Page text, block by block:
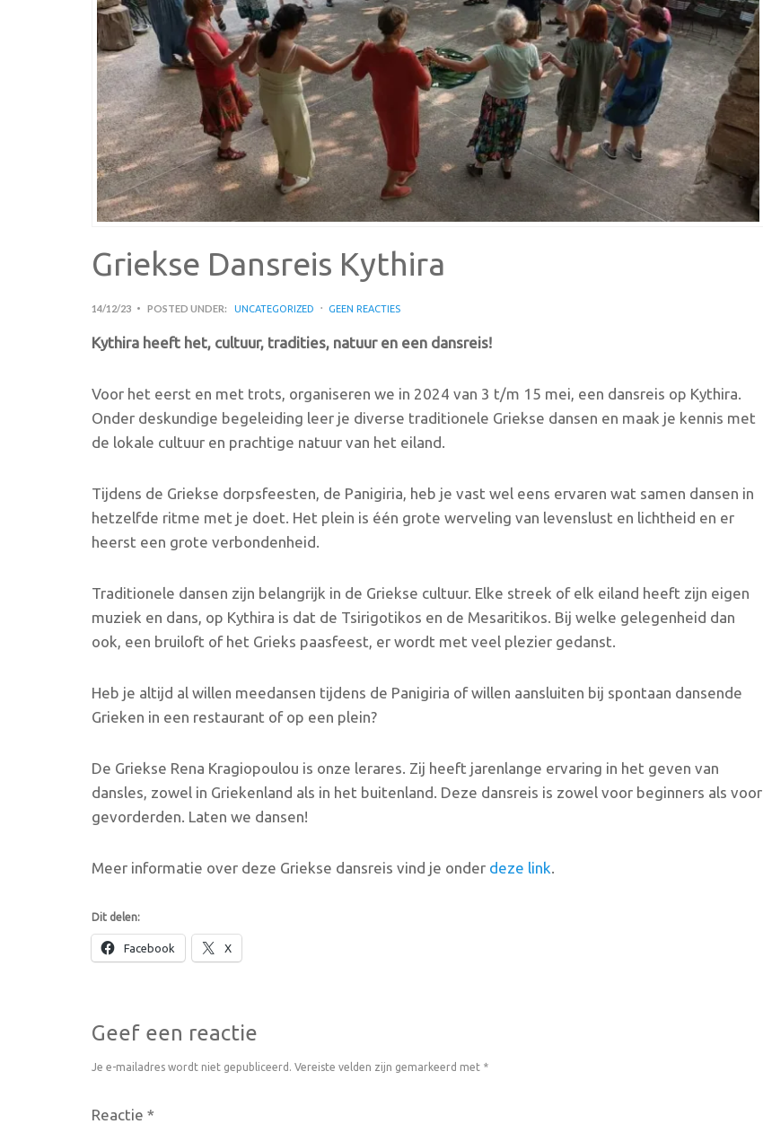
Griekse Dansreis Kythira
14/12/23 POSTED UNDER: UNCATEGORIZED GEEN REACTIES
Kythira heeft het, cultuur, tradities, natuur en een dansreis!
Voor het eerst en met trots, organiseren we in 2024 van 3 t/m 15 mei, een dansreis op Kythira.
Onder deskundige begeleiding leer je diverse traditionele Griekse dansen en maak je kennis met
de lokale cultuur en prachtige natuur van het eiland.
Tijdens de Griekse dorpsfeesten, de Panigiria, heb je vast wel eens ervaren wat samen dansen in
hetzelfde ritme met je doet. Het plein is één grote werveling van levenslust en lichtheid en er
heerst een grote verbondenheid.
Traditionele dansen zijn belangrijk in de Griekse cultuur. Elke streek of elk eiland heeft zijn eigen
muziek en dans, op Kythira is dat de Tsirigotikos en de Mesaritikos. Bij welke gelegenheid dan
ook, een bruiloft of het Grieks paasfeest, er wordt met veel plezier gedanst.
Heb je altijd al willen meedansen tijdens de Panigiria of willen aansluiten bij spontaan dansende
Grieken in een restaurant of op een plein?
De Griekse Rena Kragiopoulou is onze lerares. Zij heeft jarenlange ervaring in het geven van
dansles, zowel in Griekenland als in het buitenland. Deze dansreis is zowel voor beginners als voor
gevorderden. Laten we dansen!
Meer informatie over deze Griekse dansreis vind je onder deze link.
Dit delen:
Facebook X
Geef een reactie
Je e-mailadres wordt niet gepubliceerd. Vereiste velden zijn gemarkeerd met *
Reactie *